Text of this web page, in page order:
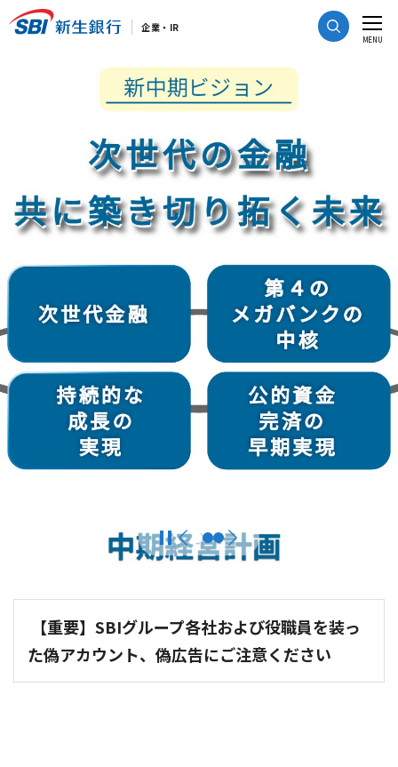
CLOSE
MENU
【重要】SBIグループ各社および役職員を装っ
た偽アカウント、偽広告にご注意ください
企業・IR